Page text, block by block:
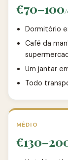
€70–100
Dormitório
Café da
Um jantar
Todo
MÉDIO